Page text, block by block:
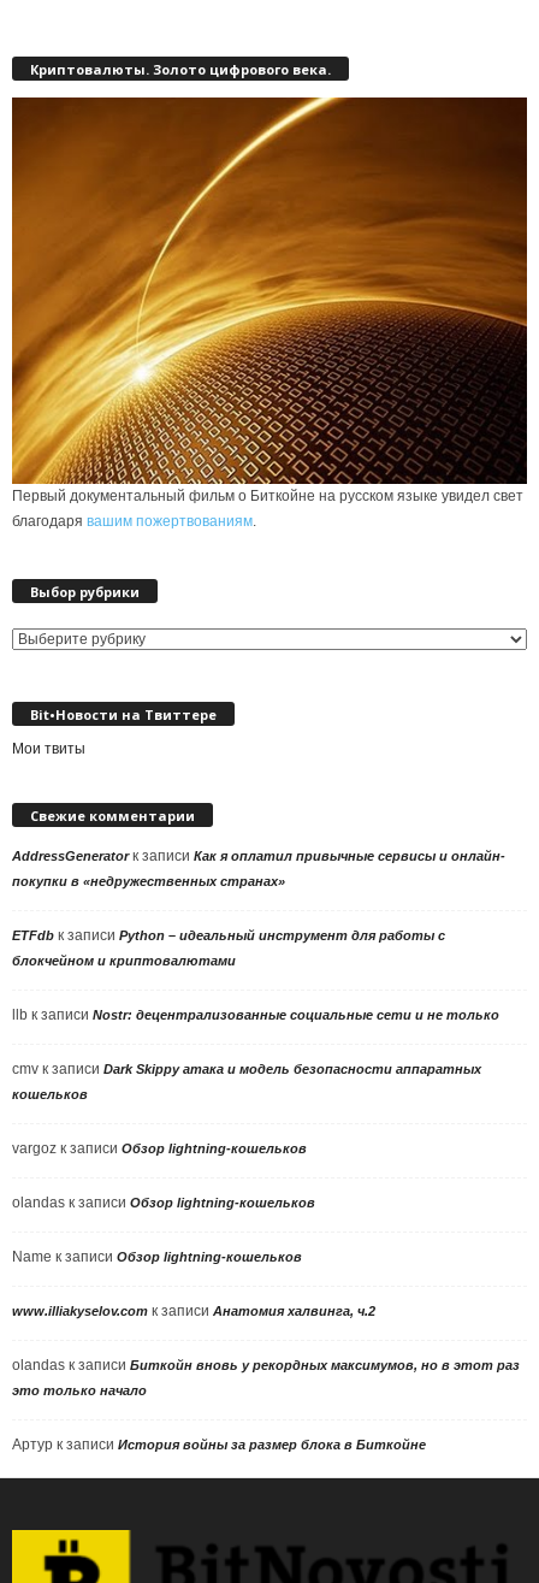
Криптовалюты. Золото цифрового века.
Первый документальный фильм о Биткойне на русском языке увидел свет
благодаря вашим пожертвованиям.
Выбор рубрики
Выбор
Bit•Новости на Твиттере
Мои твиты
Свежие комментарии
AddressGeneratorк записи Как я оплатил привычные сервисы и онлайн-
покупки в «недружественных странах»
ETFdb к записи Python – идеальный инструмент для работы с
блокчейном и криптовалютами
llb к записи Nostr: децентрализованные социальные сети и не только
cmv к записи Dark Skippy атака и модель безопасности аппаратных
кошельков
vargoz к записи Обзор lightning-кошельков
olandas к записи Обзор lightning-кошельков
Name к записи Обзор lightning-кошельков
www.illiakyselov.com к записи Анатомия халвинга, ч.2
olandas к записи Биткойн вновь у рекордных максимумов, но в этот раз
это только начало
Артур к записи История войны за размер блока в Биткойне